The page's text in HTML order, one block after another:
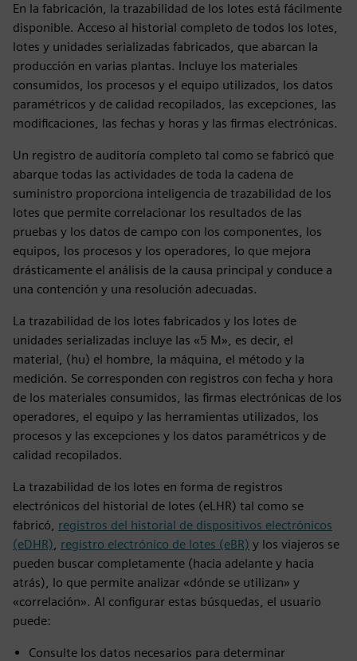
En la fabricación, la trazabilidad de los lotes está fácilmente
disponible. Acceso al historial completo de todos los lotes,
lotes y unidades serializadas fabricados, que abarcan la
producción en varias plantas. Incluye los materiales
consumidos, los procesos y el equipo utilizados, los datos
paramétricos y de calidad recopilados, las excepciones, las
modificaciones, las fechas y horas y las firmas electrónicas.
Un registro de auditoría completo tal como se fabricó que
abarque todas las actividades de toda la cadena de
suministro proporciona inteligencia de trazabilidad de los
lotes que permite correlacionar los resultados de las
pruebas y los datos de campo con los componentes, los
equipos, los procesos y los operadores, lo que mejora
drásticamente el análisis de la causa principal y conduce a
una contención y una resolución adecuadas.
La trazabilidad de los lotes fabricados y los lotes de
unidades serializadas incluye las «5 M», es decir, el
material, (hu) el hombre, la máquina, el método y la
medición. Se corresponden con registros con fecha y hora
de los materiales consumidos, las firmas electrónicas de los
operadores, el equipo y las herramientas utilizados, los
procesos y las excepciones y los datos paramétricos y de
calidad recopilados.
La trazabilidad de los lotes en forma de registros
electrónicos del historial de lotes (eLHR) tal como se
fabricó, registros del historial de dispositivos electrónicos
(eDHR), registro electrónico de lotes (eBR) y los viajeros se
pueden buscar completamente (hacia adelante y hacia
atrás), lo que permite analizar «dónde se utilizan» y
«correlación». Al configurar estas búsquedas, el usuario
puede:
Consulte los datos necesarios para determinar